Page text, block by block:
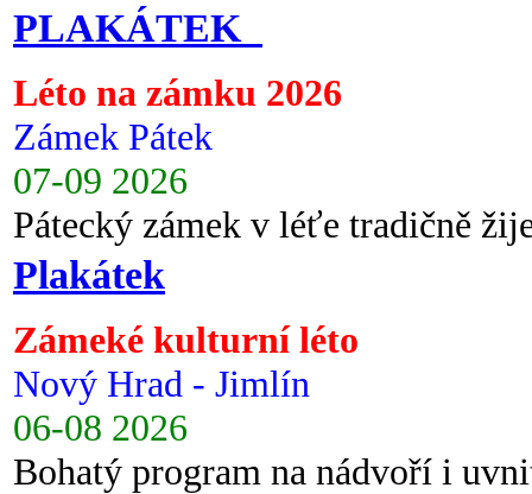
PLAKÁTEK
Léto na zámku 2026
Zámek Pátek
07-09 2026
Pátecký zámek v léťe tradičně
Plakátek
Zámeké kulturní léto
Nový Hrad - Jimlín
06-08 2026
Bohatý program na nádvoří i